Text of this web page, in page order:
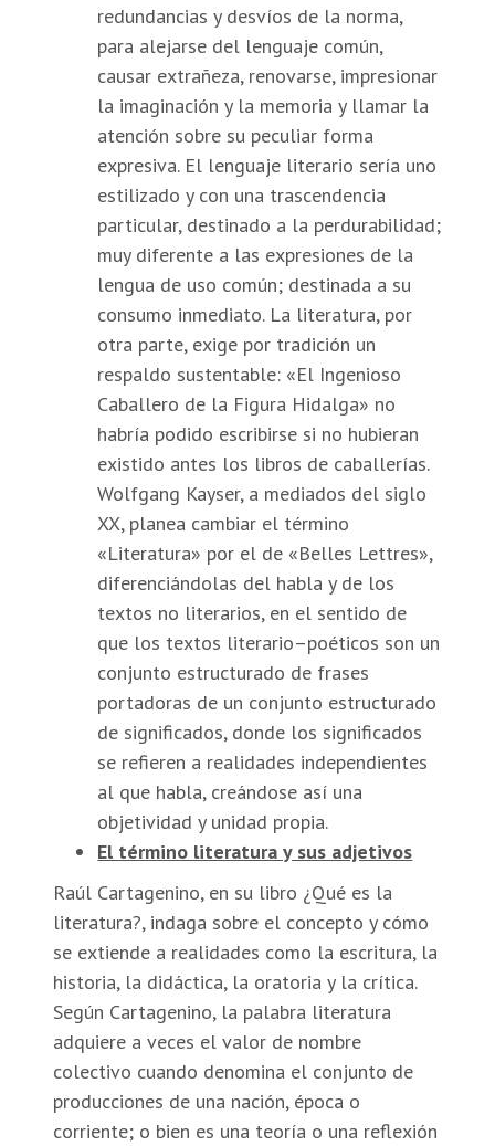
redundancias y desvíos de la norma,
para alejarse del lenguaje común,
causar extrañeza, renovarse, impresionar
la imaginación y la memoria y llamar la
atención sobre su peculiar forma
expresiva. El lenguaje literario sería uno
estilizado y con una trascendencia
particular, destinado a la perdurabilidad;
muy diferente a las expresiones de la
lengua de uso común; destinada a su
consumo inmediato. La literatura, por
otra parte, exige por tradición un
respaldo sustentable: «El Ingenioso
Caballero de la Figura Hidalga» no
habría podido escribirse si no hubieran
existido antes los libros de caballerías.
Wolfgang Kayser, a mediados del siglo
XX, planea cambiar el término
«Literatura» por el de «Belles Lettres»,
diferenciándolas del habla y de los
textos no literarios, en el sentido de
que los textos literario–poéticos son un
conjunto estructurado de frases
portadoras de un conjunto estructurado
de significados, donde los significados
se refieren a realidades independientes
al que habla, creándose así una
objetividad y unidad propia.
El término literatura y sus adjetivos
Raúl Cartagenino, en su libro ¿Qué es la
literatura?, indaga sobre el concepto y cómo
se extiende a realidades como la escritura, la
historia, la didáctica, la oratoria y la crítica.
Según Cartagenino, la palabra literatura
adquiere a veces el valor de nombre
colectivo cuando denomina el conjunto de
producciones de una nación, época o
corriente; o bien es una teoría o una reflexión